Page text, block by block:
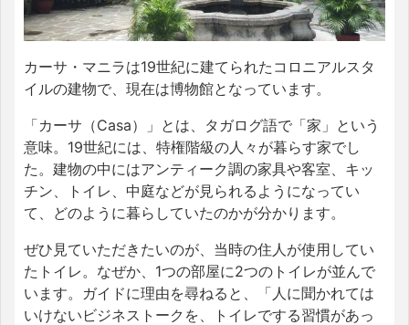
カーサ・マニラは19世紀に建てられたコロニアルスタ
イルの建物で、現在は博物館となっています。
「カーサ（Casa）」とは、タガログ語で「家」という
意味。19世紀には、特権階級の人々が暮らす家でし
た。建物の中にはアンティーク調の家具や客室、キッ
チン、トイレ、中庭などが見られるようになってい
て、どのように暮らしていたのかが分かります。
ぜひ見ていただきたいのが、当時の住人が使用してい
たトイレ。なぜか、1つの部屋に2つのトイレが並んで
います。ガイドに理由を尋ねると、「人に聞かれては
いけないビジネストークを、トイレでする習慣があっ